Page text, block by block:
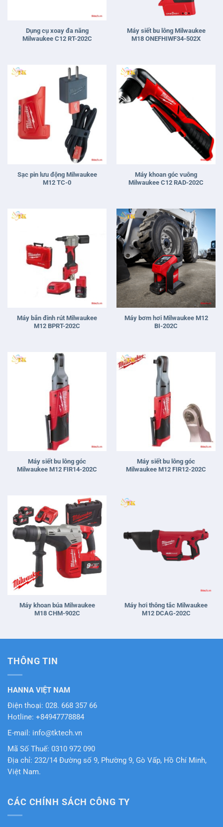
Dụng cụ xoay đa năng
Milwaukee C12 RT-202C
Máy siết bu lông Milwaukee
M18 ONEFHIWF34-502X
Sạc pin lưu động Milwaukee
M12 TC-0
Máy khoan góc vuông
Milwaukee C12 RAD-202C
Máy bắn đinh rút Milwaukee
M12 BPRT-202C
Máy bơm hơi Milwaukee M12
BI-202C
Máy siết bu lông góc
Milwaukee M12 FIR14-202C
Máy siết bu lông góc
Milwaukee M12 FIR12-202C
Máy khoan búa Milwaukee
M18 CHM-902C
Máy hơi thông tắc Milwaukee
M12 DCAG-202C
THÔNG TIN
HANNA VIỆT NAM
Điện thoại: 028. 668 357 66
Hotline: +84947778884
E-mail: info@tktech.vn
Mã Số Thuế: 0310 972 090
Địa chỉ: 232/14 Đường số 9, Phường 9, Gò Vấp, Hồ Chí Minh,
Việt Nam.
CÁC CHÍNH SÁCH CÔNG TY